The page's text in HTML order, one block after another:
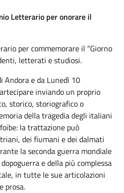
Letterario per onorare il
per commemorare il “Giorno
letterati e studiosi.
Andora e da Lunedì 10
inviando un proprio
storico, storiografico o
della tragedia degli italiani
la trattazione può
dei fiumani e dei dalmati
la seconda guerra mondiale
e della più complessa
in tutte le sue articolazioni
prosa.